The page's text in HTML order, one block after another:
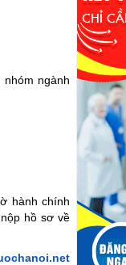
ngành
hành chính
hồ sơ về